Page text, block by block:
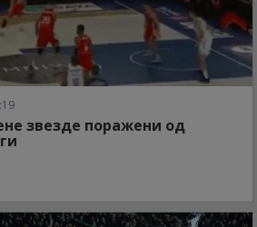
звезде поражени од